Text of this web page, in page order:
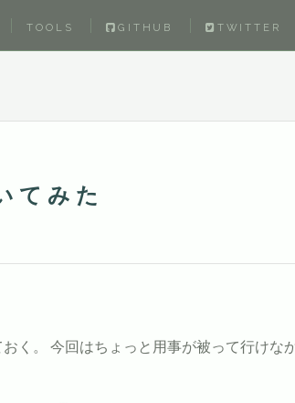
TOOLS GITHUB TWITTER
てみた
く。 今回はちょっと用事が被って行け